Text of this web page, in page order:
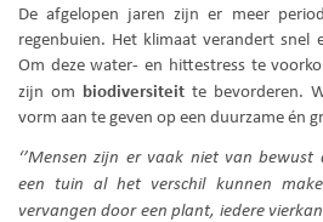
De afgelopen jaren zijn er meer
regenbuien. Het klimaat verandert snel
Om deze water- en hittestress te
zijn om biodiversiteitte bevorderen.
vorm aan te geven op een duurzame én
‘’Mensen zijn er vaak niet van
een tuin al het verschil kunnen
vervangen door een plant, iedere